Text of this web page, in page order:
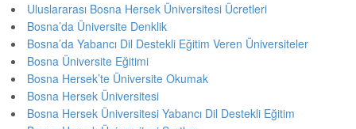
Uluslararası Bosna Hersek Üniversitesi Ücretleri
Bosna’da Üniversite Denklik
Bosna’da Yabancı Dil Destekli Eğitim Veren Üniversiteler
Bosna Üniversite Eğitimi
Bosna Hersek’te Üniversite Okumak
Bosna Hersek Üniversitesi
Bosna Hersek Üniversitesi Yabancı Dil Destekli Eğitim